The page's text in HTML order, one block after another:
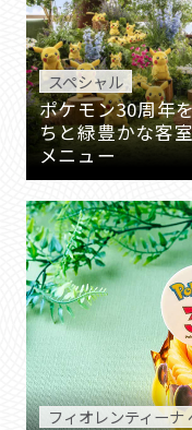
スペシャル
ポケモン30周年
ちと緑豊かな客
メニュー
フィオレンティーナ